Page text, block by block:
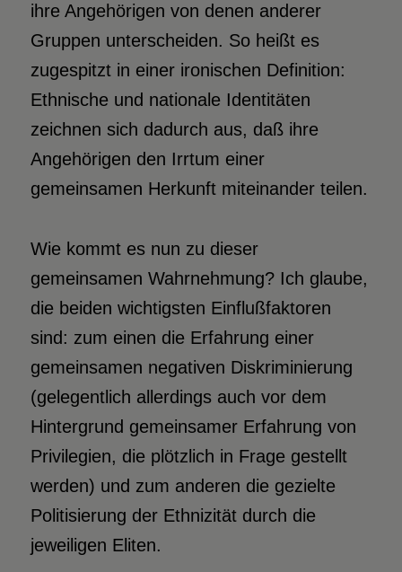
ihre Angehörigen von denen anderer
Gruppen unterscheiden. So heißt es
zugespitzt in einer ironischen Definition:
Ethnische und nationale Identitäten
zeichnen sich dadurch aus, daß ihre
Angehörigen den Irrtum einer
gemeinsamen Herkunft miteinander teilen.
Wie kommt es nun zu dieser
gemeinsamen Wahrnehmung? Ich glaube,
die beiden wichtigsten Einflußfaktoren
sind: zum einen die Erfahrung einer
gemeinsamen negativen Diskriminierung
(gelegentlich allerdings auch vor dem
Hintergrund gemeinsamer Erfahrung von
Privilegien, die plötzlich in Frage gestellt
werden) und zum anderen die gezielte
Politisierung der Ethnizität durch die
jeweiligen Eliten.